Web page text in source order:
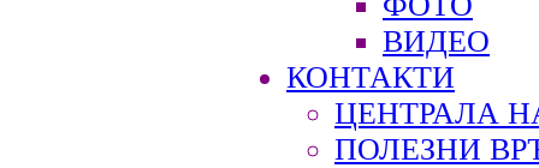
ВИДЕО
КОНТАКТИ
ЦЕНТРАЛА
ПОЛЕЗНИ